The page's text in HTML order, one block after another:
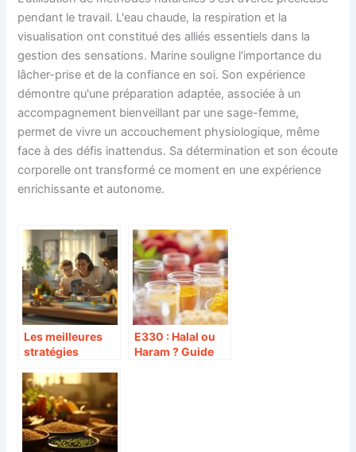
pendant le travail. L'eau chaude, la respiration et la
visualisation ont constitué des alliés essentiels dans la
gestion des sensations. Marine souligne l'importance du
lâcher-prise et de la confiance en soi. Son expérience
démontre qu'une préparation adaptée, associée à un
accompagnement bienveillant par une sage-femme,
permet de vivre un accouchement physiologique, même
face à des défis inattendus. Sa détermination et son écoute
corporelle ont transformé ce moment en une expérience
enrichissante et autonome.
Les meilleures
stratégies
une parentalité
réussie
E330 : Halal ou
Haram ? Guide